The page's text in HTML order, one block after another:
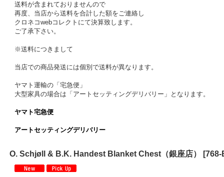
送料が含まれておりませんので
再度、当店から送料を合計した額をご連絡し
クロネコwebコレクトにて決算致します。
ご了承下さい。
※送料につきまして
当店での商品発送には個別で送料が異なります。
ヤマト運輸の「宅急便」
大型家具の場合は「アートセッティングデリバリー」となります。
ヤマト宅急便
アートセッティングデリバリー
O. Schjøll & B.K. Handest Blanket Chest（銀座店） [768-